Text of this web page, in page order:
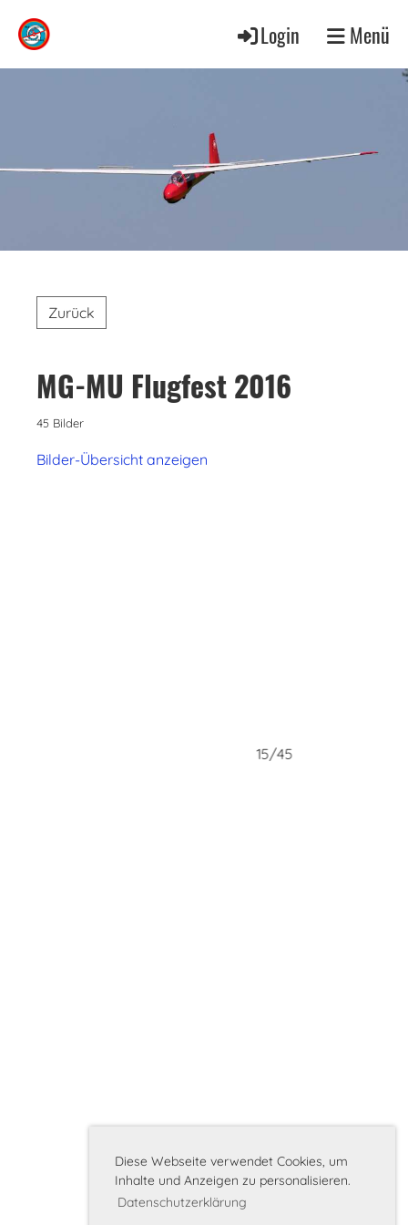
Diese Webseite verwendet Cookies, um
Inhalte und Anzeigen zu personalisieren.
Datenschutzerklärung
Login Menü
Zurück
MG-MU Flugfest 2016
45 Bilder
Bilder-Übersicht anzeigen